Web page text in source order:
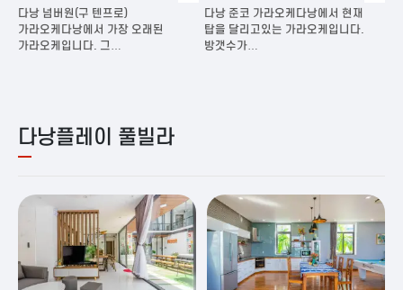
다낭 넘버원(구 텐프로)
가라오케다낭에서 가장 오래된
가라오케입니다. 그…
KARAOKE
다낭 준코 가라오케다낭에서 현재
탑을 달리고있는 가라오케입니다.
방갯수가…
다낭플레이 풀빌라